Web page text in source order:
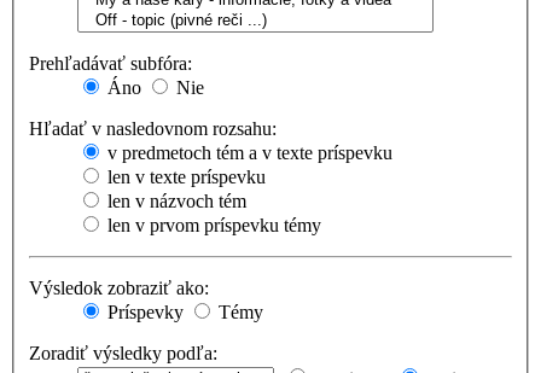
Prehľadávať subfóra:
Áno
Nie
Hľadať v nasledovnom rozsahu:
v predmetoch tém a v texte príspevku
len v texte príspevku
len v názvoch tém
len v prvom príspevku témy
Výsledok zobraziť ako:
Príspevky
Témy
Zoradiť výsledky podľa: